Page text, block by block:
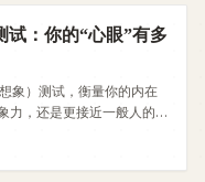
试：你的“心眼”有多
象）测试，衡量你的内在
力，还是更接近一般人的心